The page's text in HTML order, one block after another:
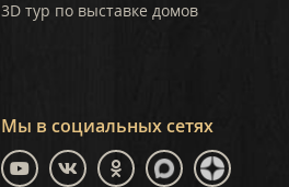
3D тур по выставке домов
Мы в социальных сетях